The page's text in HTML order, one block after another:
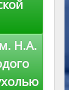
Н.А.